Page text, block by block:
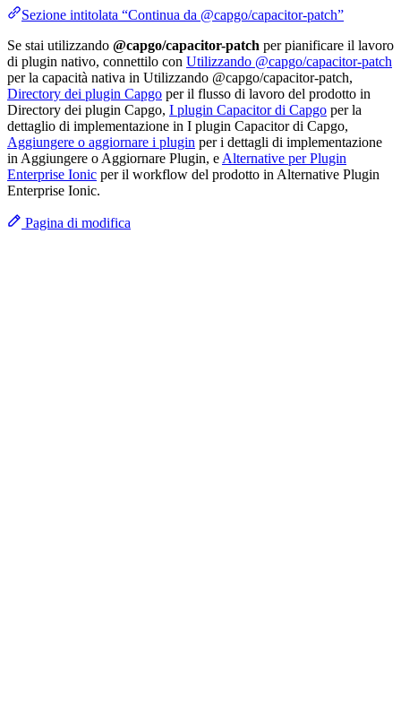
Sezione intitolata “Continua da @capgo/capacitor-patch”
Se stai utilizzando @capgo/capacitor-patch per pianificare il lavoro
di plugin nativo, connettilo con Utilizzando @capgo/capacitor-patch
per la capacità nativa in Utilizzando @capgo/capacitor-patch,
Directory dei plugin Capgo per il flusso di lavoro del prodotto in
Directory dei plugin Capgo, I plugin Capacitor di Capgo per la
dettaglio di implementazione in I plugin Capacitor di Capgo,
Aggiungere o aggiornare i plugin per i dettagli di implementazione
in Aggiungere o Aggiornare Plugin, e Alternative per Plugin
Enterprise Ionic per il workflow del prodotto in Alternative Plugin
Enterprise Ionic.
Pagina di modifica